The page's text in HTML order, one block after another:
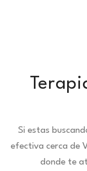
Si estas
efectiva cerca de
donde te